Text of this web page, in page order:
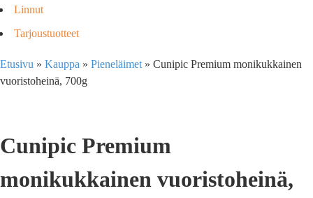
Linnut
Tarjoustuotteet
Etusivu » Kauppa » Pieneläimet » Cunipic Premium monikukkainen
vuoristoheinä, 700g
Cunipic Premium
monikukkainen vuoristoheinä,